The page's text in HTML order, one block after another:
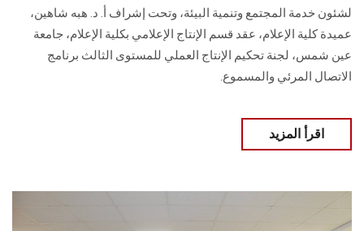
لشئون خدمة المجتمع وتنمية البيئة، وتحت إشراف أ. د. هبه شاهين،
عميدة كلية الإعلام، عقد قسم الإنتاج الإعلامي بكلية الإعلام، جامعة
عين شمس، لجنة تحكيم الإنتاج العملي للمستوى الثالث برنامج
الاتصال المرئي والمسموع.
اقرأ المزيد